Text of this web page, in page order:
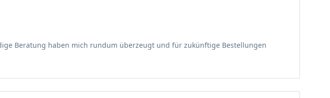
Beratung haben mich rundum überzeugt und für zukünftige Bestellungen